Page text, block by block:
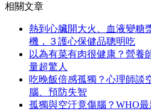
相關文章
熱到心臟開大火、血液變糖
機，３護心保健品聰明吃
以為有菜有肉很健康？營養
量超驚人
吃晚飯倍感孤獨？心理師談
腦、預防失智
孤獨與空汙竟傷腦？WHO